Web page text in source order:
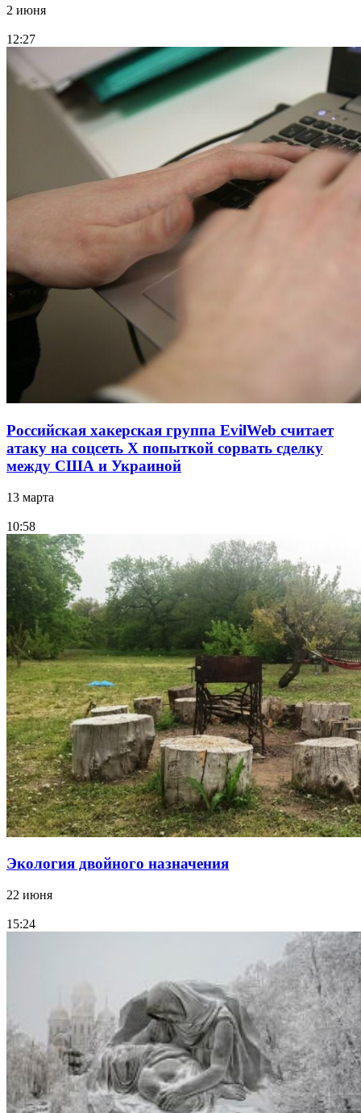
2 июня
12:27
Российская хакерская группа EvilWeb считает
атаку на соцсеть Х попыткой сорвать сделку
между США и Украиной
13 марта
10:58
Экология двойного назначения
22 июня
15:24